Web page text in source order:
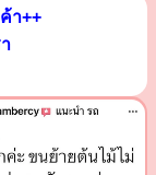
า++